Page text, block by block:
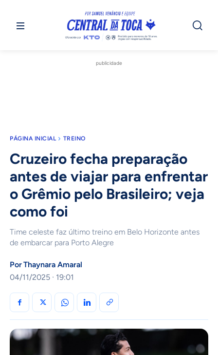
publicidade
PÁGINA INICIAL TREINO
Cruzeiro fecha preparação
antes de viajar para enfrentar
o Grêmio pelo Brasileiro; veja
como foi
Time celeste faz último treino em Belo Horizonte antes
de embarcar para Porto Alegre
PorThaynara Amaral
04/11/2025 · 19:01